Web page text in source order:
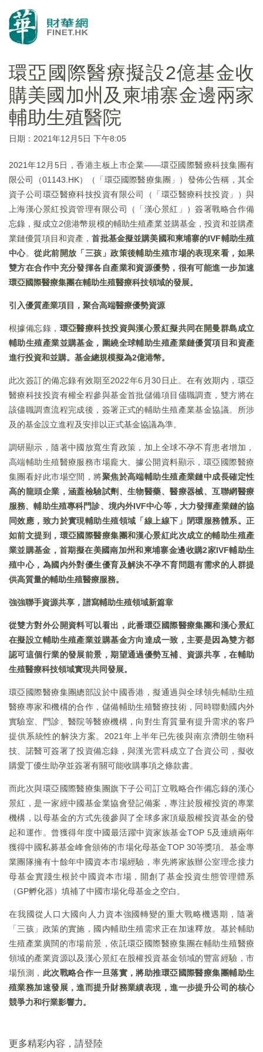
環亞國際醫療擬設2億基金收
購美國加州及柬埔寨金邊兩家
輔助生殖醫院
日期：2021年12月5日 下午8:05
2021年12月5日，香港主板上市企業——環亞國際醫療科技集團有
限公司（01143.HK）（「環亞國際醫療集團」）發佈公告稱，其全
資子公司環亞醫療科技投資有限公司（「環亞醫療科技投資」）與
上海漢心景紅投資管理有限公司（「漢心景紅」）簽署戰略合作備
忘錄，擬成立2億港幣規模的輔助生殖產業並購基金，投資和並購產
業鏈優質項目和資產，首批基金擬並購美國和柬埔寨的IVF輔助生殖
中心。從此前開放「三孩」政策後輔助生殖市場的表現來看，如果
雙方在合作中充分發揮各自產業和資源優勢，很有可能進一步加速
環亞國際醫療集團在輔助生殖醫療科技領域的發展。
引入優質產業項目， 聚合高端醫療優勢資源
根據備忘錄， 環亞醫療科技投資與漢心景紅擬共同在開曼群島成立
輔助生殖產業並購基金，圍繞全球輔助生殖產業鏈優質項目和資產
進行投資和並購。基金總規模擬為2億港幣。
此次簽訂的備忘錄有效期至2022年6月30日止。在有效期内，環亞
醫療科技投資有權全程參與基金首批儲備項目儘職調查，雙方將在
該儘職調查流程完成後，簽署正式的輔助生殖產業基金協議。所涉
及的基金設立進程及安排以正式基金協議為準。
調研顯示，隨著中國放寬生育政策，加上全球不孕不育患者增加，
高端輔助生殖醫療服務市場龐大。據公開資料顯示，環亞國際醫療
集團看好此市場空間，將聚焦於高端輔助生殖產業鏈中成長確定性
高的龍頭企業，涵蓋檢驗試劑、生物醫藥、醫療器械、互聯網醫療
服務、輔助生殖專科門診、境内外IVF中心等，大力發揮產業鏈的協
同效應，致力於實現輔助生殖領域 「線上線下」閉環服務體系。正
如前文提到，環亞國際醫療集團和漢心景紅此次成立的輔助生殖產
業並購基金，首期擬在美國南加州和柬埔寨金邊收購2家IVF輔助生
殖中心，為國内外對優生優育及解決不孕不育問題有需求的人群提
供高質量的輔助生殖醫療服務。
強強聯手資源共享，譜寫輔助生殖領域新篇章
從雙方對外公開資料可以看出，此番環亞國際醫療集團和漢心景紅
在擬設立輔助生殖產業並購基金方向達成一致， 主要是因為雙方都
認可這個行業的發展前景，期望通過優勢互補、資源共享，在輔助
生殖醫療科技領域實現共同發展。
環亞國際醫療集團總部設於中國香港，擬通過與全球領先輔助生殖
醫療專家和機構的合作，儲備輔助生殖醫療技術，同時聯動國内外
實驗室、門診、醫院等醫療機構，向對生育質量有提升需求的客戶
提供系統性的解決方案。2021年上半年已先後與南京濟朗生物科
技、諾醫可簽署了投資備忘錄，與漢光雲科成立了合資公司，擬收
購愛丁優生助孕並簽署有關可能收購事項之條款書。
而此次與環亞國際醫療集團旗下子公司訂立戰略合作備忘錄的漢心
景紅，是一家經中國基金業協會登記備案，專注於股權投資的專業
機構，以母基金的方式先後參與了全球多家頂級股權投資基金的發
起和運作。曾獲得年度中國最活躍中資家族基金TOP 5及連續兩年
獲得中國私募基金峰會頒佈的市場化母基金TOP 30等獎項。基金專
業團隊擁有十餘年中國資本市場經驗，率先將家族辦公室理念接力
母基金實踐生根於中國資本市場，開創了基金投資生態管理體系
（GP孵化器）填補了中國市場化母基金之空白。
在我國從人口大國向人力資本強國轉變的重大戰略機遇期，隨著
「三孩」政策的實施，國内輔助生殖需求正在加速釋放。基於輔助
生殖產業廣闊的市場前景，依託環亞國際醫療集團在輔助生殖醫療
領域的產業資源以及漢心景紅在股權投資基金領域的豐富經驗，市
場預測， 此次戰略合作一旦落實，將助推環亞國際醫療集團輔助生
殖業務加速發展，進而提升財務業績表現，進一步提升公司的核心
競爭力和行業影響力。
更多精彩內容，請登陸